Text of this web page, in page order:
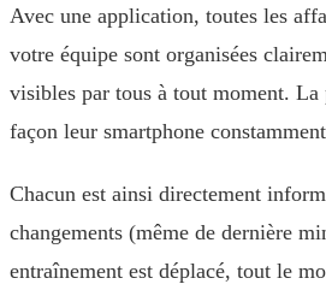
Avec une application, toutes les
votre équipe sont organisées
visibles par tous à tout moment.
façon leur smartphone
Chacun est ainsi directement
changements (même de dernière
entraînement est déplacé, tout le